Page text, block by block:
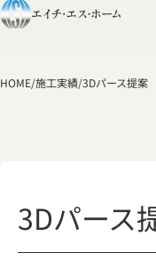
HOME/施工実績/3Dパース提案
3Dパース